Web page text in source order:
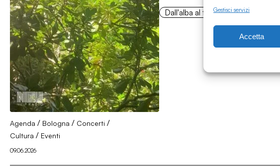
Gestisci servizi
Accetta
Dall'alba al tramonto
Agenda / Bologna / Concerti /
Cultura / Eventi
09.06.2026